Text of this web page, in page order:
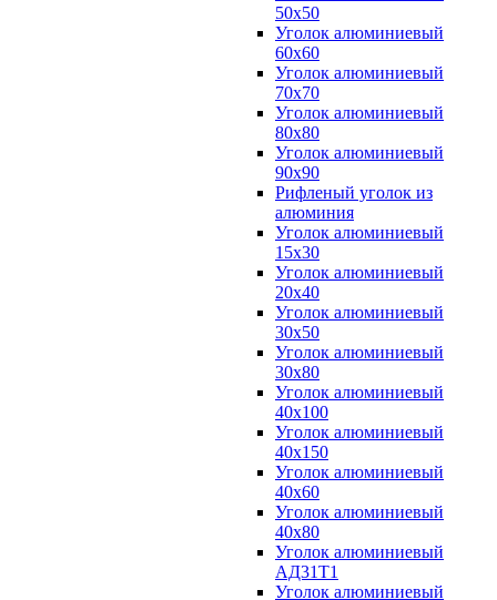
50х50
Уголок алюминиевый
60х60
Уголок алюминиевый
70х70
Уголок алюминиевый
80х80
Уголок алюминиевый
90х90
Рифленый уголок из
алюминия
Уголок алюминиевый
15х30
Уголок алюминиевый
20х40
Уголок алюминиевый
30х50
Уголок алюминиевый
30х80
Уголок алюминиевый
40х100
Уголок алюминиевый
40х150
Уголок алюминиевый
40х60
Уголок алюминиевый
40х80
Уголок алюминиевый
АД31Т1
Уголок алюминиевый